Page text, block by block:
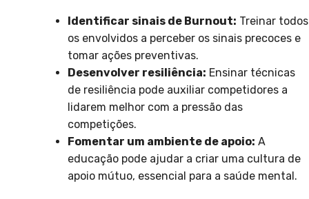
Identificar sinais de Burnout: Treinar todos
os envolvidos a perceber os sinais precoces e
tomar ações preventivas.
Desenvolver resiliência: Ensinar técnicas
de resiliência pode auxiliar competidores a
lidarem melhor com a pressão das
competições.
Fomentar um ambiente de apoio: A
educação pode ajudar a criar uma cultura de
apoio mútuo, essencial para a saúde mental.